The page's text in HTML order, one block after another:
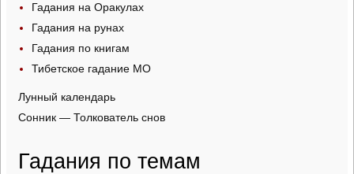
Гадания на Оракулах
Гадания на рунах
Гадания по книгам
Тибетское гадание МО
Лунный календарь
Сонник — Толкователь снов
Гадания по темам